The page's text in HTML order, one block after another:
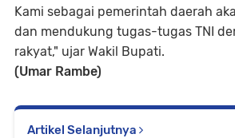
Kami sebagai pemerintah daerah
dan mendukung tugas-tugas TNI
rakyat," ujar Wakil Bupati.
(Umar Rambe)
Artikel Selanjutnya